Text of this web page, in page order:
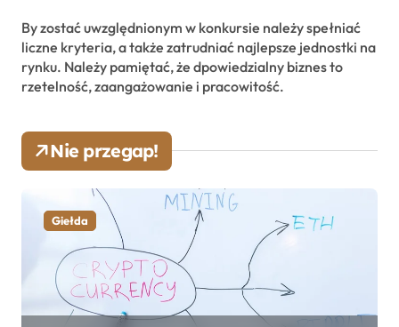
By zostać uwzględnionym w konkursie należy spełniać
liczne kryteria, a także zatrudniać najlepsze jednostki na
rynku. Należy pamiętać, że dpowiedzialny biznes to
rzetelność, zaangażowanie i pracowitość.
Nie przegap!
Giełda